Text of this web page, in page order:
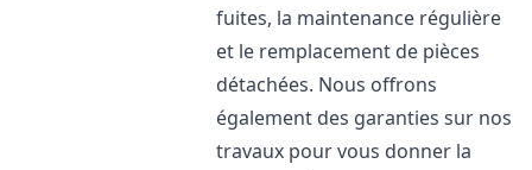
fuites, la maintenance régulière
et le remplacement de pièces
détachées. Nous offrons
également des garanties sur nos
travaux pour vous donner la